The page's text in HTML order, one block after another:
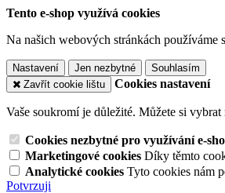
Tento e-shop využívá cookies
Na našich webových stránkách používáme
Nastavení Jen nezbytné
Souhlasím
Zavřít cookie lištu
Cookies nastavení
Vaše soukromí je důležité. Můžete si vybrat
Cookies nezbytné pro využívání e-
Marketingové cookies Díky těmto
Analytické cookies Tyto cookies nám
Potvrzuji